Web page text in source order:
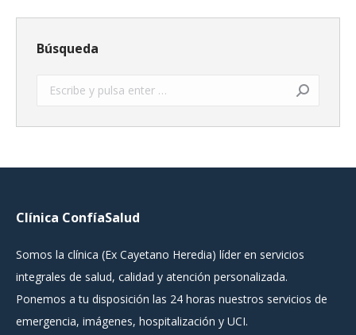
Búsqueda
Buscar:
Clínica ConfíaSalud
Somos la clínica (Ex Cayetano Heredia) líder en servicios
integrales de salud, calidad y atención personalizada.
Ponemos a tu disposición las 24 horas nuestros servicios de
emergencia, imágenes, hospitalización y UCI.